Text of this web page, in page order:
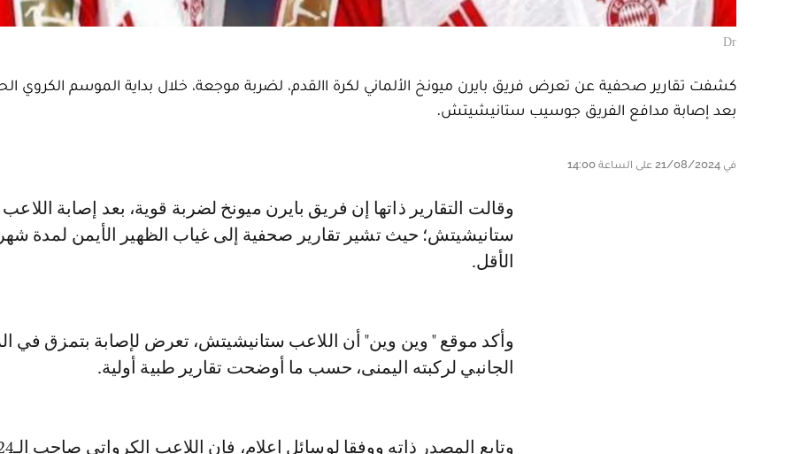
Dr
كشفت تقارير صحفية عن تعرض فريق بايرن ميونخ الألماني لكرة االقدم، لضربة موجعة، خلال بداية الموسم الكروي
بعد إصابة مدافع الفريق جوسيب ستانيشيتش.
في 21/08/2024 على الساعة 14:00
وقالت التقارير ذاتها إن فريق بايرن ميونخ لضربة قوية، بعد إصابة اللاعب
ستانيشيتش؛ حيث تشير تقارير صحفية إلى غياب الظهير الأيمن لمدة
الأقل.
وأكد موقع " وين وين" أن اللاعب ستانيشيتش، تعرض لإصابة بتمزق في
الجانبي لركبته اليمنى، حسب ما أوضحت تقارير طبية أولية.